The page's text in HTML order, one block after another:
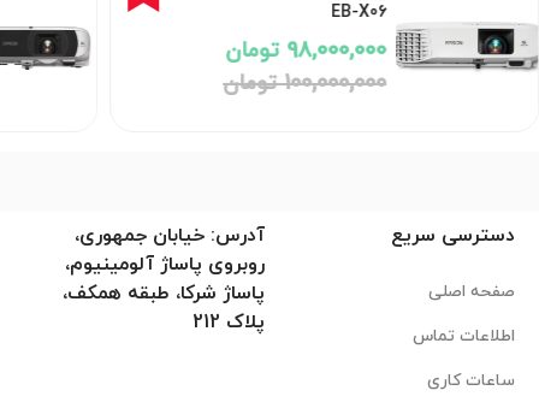
EB-X06
98,000,000 تومان
100,000,000 تومان
دسترسی سریع
صفحه اصلی
اطلاعات تماس
ساعات کاری
آدرس: خیابان جمهوری،
روبروی پاساژ آلومینیوم،
پاساژ شرکا، طبقه همکف،
پلاک 212